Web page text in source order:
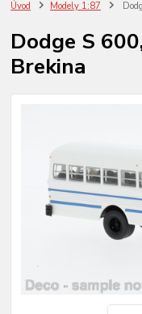
Úvod Modely 1:87
Dodge S
Brekina